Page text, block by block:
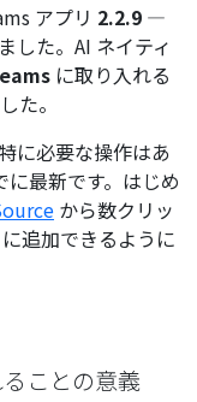
アプリ 2.2.9 —
した。AI ネイティ
に取り入れる
た。
に必要な操作はあ
最新です。はじめ
から数クリッ
追加できるように
ことの意義